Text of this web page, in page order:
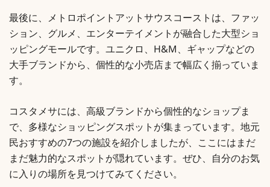
最後に、メトロポイントアットサウスコーストは、ファッ
ション、グルメ、エンターテイメントが融合した大型ショ
ッピングモールです。ユニクロ、H&M、ギャップなどの
大手ブランドから、個性的な小売店まで幅広く揃っていま
す。
コスタメサには、高級ブランドから個性的なショップま
で、多様なショッピングスポットが集まっています。地元
民おすすめの7つの施設を紹介しましたが、ここにはまだ
まだ魅力的なスポットが隠れています。ぜひ、自分のお気
に入りの場所を見つけてみてください。